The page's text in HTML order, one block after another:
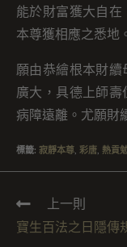
能於財富獲大自
本尊獲相應之悉地
願由恭繪根本財續
廣大，具德上師壽
病障遠離。尤願財
標籤: 寂靜本尊 彩唐 熱貢
上一則
寶生百法之日隱傳